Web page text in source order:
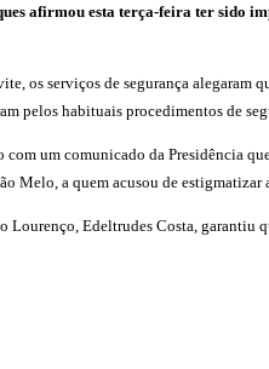
afirmou esta terça-feira ter sido
os serviços de segurança
pelos habituais procedimentos de
um comunicado da Presidência
Melo, a quem acusou de
Lourenço, Edeltrudes Costa,